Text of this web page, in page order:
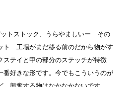
ットストック、うらやましいー その
ト 工場がまだ移る前のだから物がす
ステイと甲の部分のステッチが特徴
番好きな形です。今でもこういうのが